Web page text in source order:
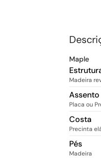
Maple
Madeira
Assento
Placa ou
Costa
Precinta
Pés
Madeira